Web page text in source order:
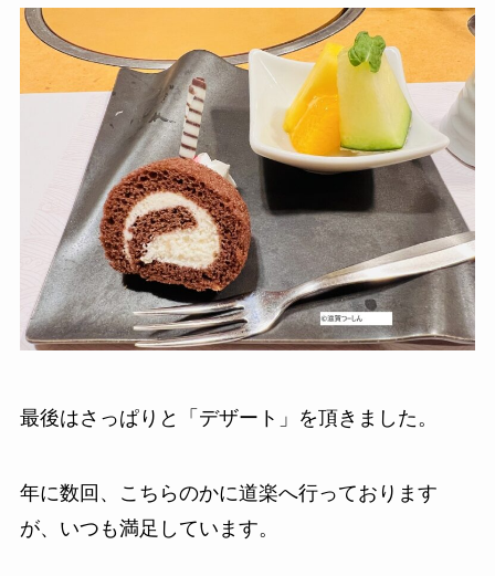
最後はさっぱりと「デザート」を頂きました。
年に数回、こちらのかに道楽へ行っております
が、いつも満足しています。